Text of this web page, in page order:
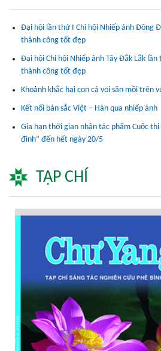
Đại hội lần thứ I Chi hội Nhiếp ảnh Đông
thành công tốt đẹp
Đại hội Chi hội Nhiếp ảnh Tây Đắk Lắk
thành công tốt đẹp
Khoảnh khắc hai con cá voi săn mồi trên
Kết nối bản sắc Việt – Hàn qua nhiếp ảnh
Gia hạn thời gian nhận tác phẩm Cuộc
đình” đến hết ngày 20/5
TẠP CHÍ